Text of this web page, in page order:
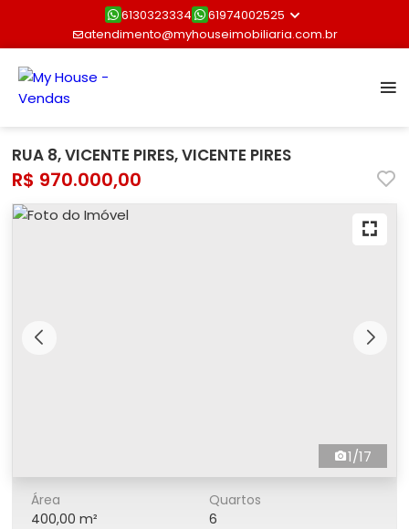
6130323334
61974002525
atendimento@myhouseimobiliaria.com.br
RUA 8, VICENTE PIRES, VICENTE PIRES
R$ 970.000,00
1/17
Área
400,00 m²
Quartos
6